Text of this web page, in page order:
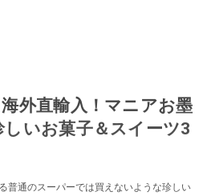
海外直輸入！マニアお墨
いお菓子＆スイーツ3
普通のスーパーでは買えないような珍しい